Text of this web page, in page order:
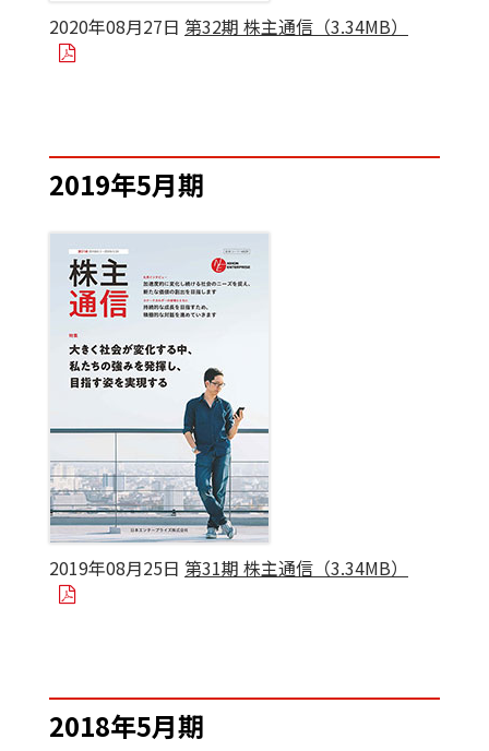
2020年08月27日 第32期 株主通信（3.34MB）
2019年5月期
2019年08月25日 第31期 株主通信（3.34MB）
2018年5月期